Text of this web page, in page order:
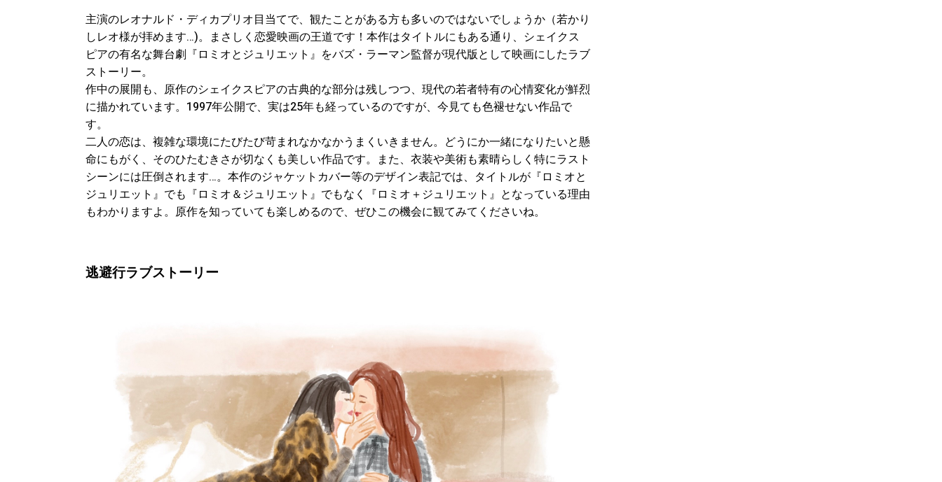
主演のレオナルド・ディカプリオ目当てで、観たことがある方も多いのではないでしょうか（若かり
しレオ様が拝めます…)。まさしく恋愛映画の王道です！本作はタイトルにもある通り、シェイクス
ピアの有名な舞台劇『ロミオとジュリエット』をバズ・ラーマン監督が現代版として映画にしたラブ
ストーリー。
作中の展開も、原作のシェイクスピアの古典的な部分は残しつつ、現代の若者特有の心情変化が鮮烈
に描かれています。1997年公開で、実は25年も経っているのですが、今見ても色褪せない作品で
す。
二人の恋は、複雑な環境にたびたび苛まれなかなかうまくいきません。どうにか一緒になりたいと懸
命にもがく、そのひたむきさが切なくも美しい作品です。また、衣装や美術も素晴らしく特にラスト
シーンには圧倒されます…。本作のジャケットカバー等のデザイン表記では、タイトルが『ロミオと
ジュリエット』でも『ロミオ＆ジュリエット』でもなく『ロミオ＋ジュリエット』となっている理由
もわかりますよ。原作を知っていても楽しめるので、ぜひこの機会に観てみてくださいね。
逃避行ラブストーリー